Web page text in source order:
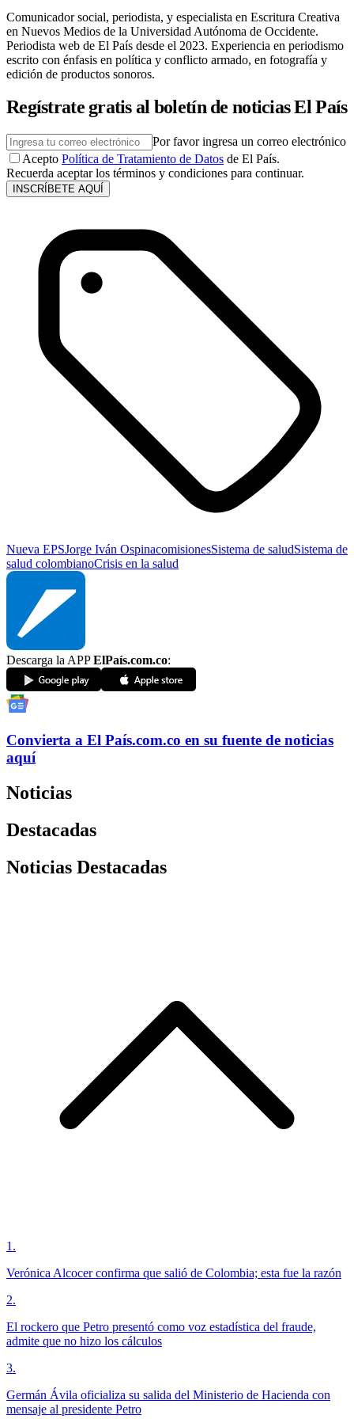
Comunicador social, periodista, y especialista en Escritura Creativa
en Nuevos Medios de la Universidad Autónoma de Occidente.
Periodista web de El País desde el 2023. Experiencia en periodismo
escrito con énfasis en política y conflicto armado, en fotografía y
edición de productos sonoros.
Regístrate gratis al boletín de noticias El País
Por favor ingresa un correo electrónico
Acepto Política de Tratamiento de Datos de El País.
Recuerda aceptar los términos y condiciones para continuar.
INSCRÍBETE AQUÍ
Nueva EPSJorge Iván OspinacomisionesSistema de saludSistema de
salud colombianoCrisis en la salud
Descarga la APPElPaís.com.co:
Convierta a El País.com.co en su fuente de noticias
aquí
Noticias
Destacadas
Noticias Destacadas
1 .
Verónica Alcocer confirma que salió de Colombia; esta fue la razón
2.
El rockero que Petro presentó como voz estadística del fraude,
admite que no hizo los cálculos
3.
Germán Ávila oficializa su salida del Ministerio de Hacienda con
mensaje al presidente Petro